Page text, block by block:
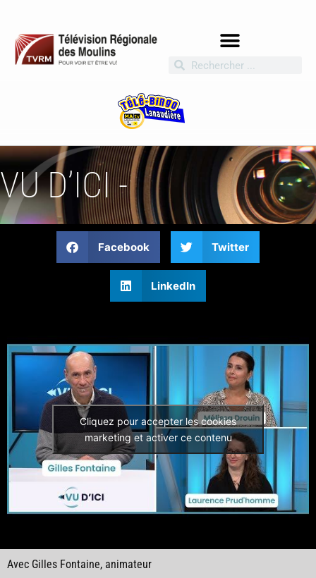
VU D’ICI -
Facebook Twitter
LinkedIn
Cliquez pour accepter les cookies
marketing et activer ce contenu
Avec Gilles Fontaine, animateur